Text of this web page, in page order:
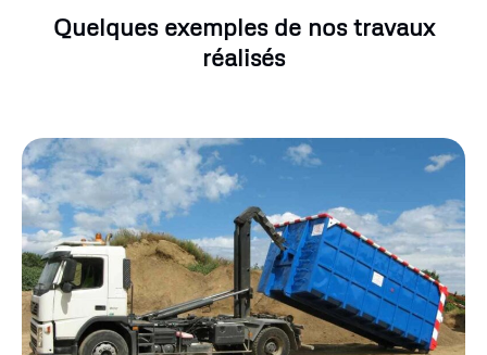
Quelques exemples de nos travaux
réalisés